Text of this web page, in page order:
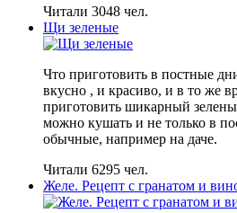
Читали 3048 чел.
Щи зеленые
Что приготовить в постные
вкусно , и красиво, и в то же
приготовить шикарный
можно кушать и не только в
обычные, например на даче.
Читали 6295 чел.
Желе. Рецепт с гранатом и